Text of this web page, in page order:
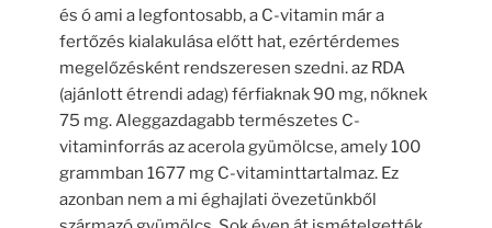
és ó ami a legfontosabb, a C-vitamin már a
fertőzés kialakulása előtt hat, ezértérdemes
megelőzésként rendszeresen szedni. az RDA
(ajánlott étrendi adag) férfiaknak 90 mg, nőknek
75 mg. Aleggazdagabb természetes C-
vitaminforrás az acerola gyümölcse, amely 100
grammban 1677 mg C-vitaminttartalmaz. Ez
azonban nem a mi éghajlati övezetünkből